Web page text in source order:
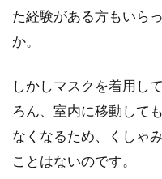
美肌
角質
す。
た経験がある方もいら
か。
しかしマスクを着用し
ろん、室内に移動して
なくなるため、くしゃ
ことはないのです。